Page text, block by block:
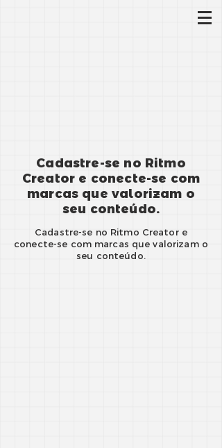
Cadastre-se no Ritmo
Creator e conecte-se com
marcas que valorizam o
seu conteúdo.
Cadastre-se no Ritmo Creator e
conecte-se com marcas que valorizam o
seu conteúdo.